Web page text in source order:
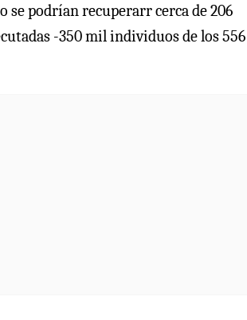
se podrían recuperarr cerca de 206
-350 mil individuos de los 556